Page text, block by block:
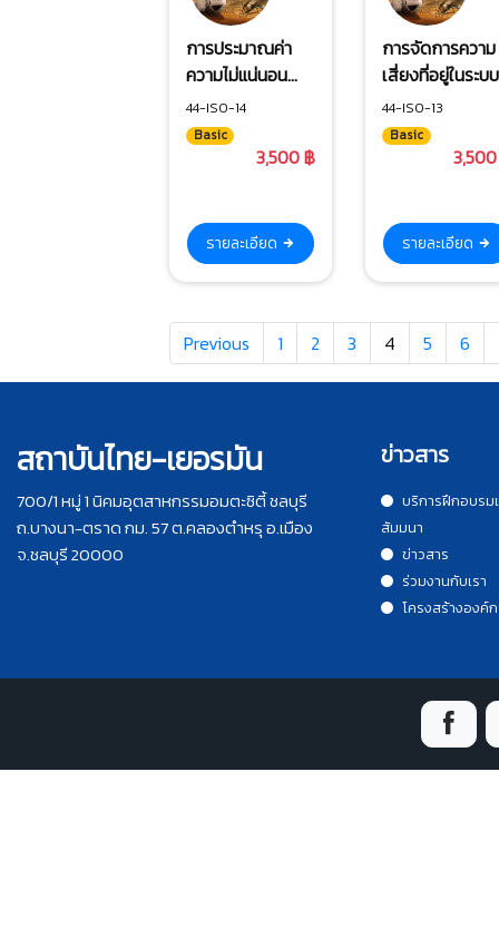
การประมาณค่า
ความไม่แน่นอน
ของการวัดทางกล
44-ISO-14
Basic
3,500 ฿
รายละเอียด
การจัดการความ
เสี่ยงที่อยู่ในระบบ
ISO/IEC
17025:2017
44-ISO-13
Basic
รายละเอียด
Previous 1 2 3 4 5 6
สถาบันไทย-เยอรมัน
700/1 หมู่ 1 นิคมอุตสาหกรรมอมตะซิตี้ ชลบุรี
ถ.บางนา-ตราด กม. 57 ต.คลองตำหรุ อ.เมือง
จ.ชลบุรี 20000
ข่าวสาร
บริการฝึกอบรม
สัมมนา
ข่าวสาร
ร่วมงานกับเรา
โครงสร้างองค์